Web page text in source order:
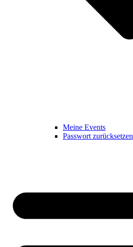
Meine Events
Passwort zurücksetzen